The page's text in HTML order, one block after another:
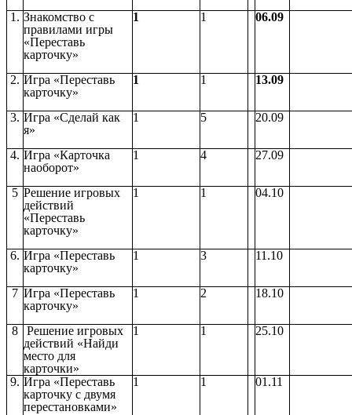
1. Знакомство с
правилами игры
«Переставь
карточку»
1 1 06.09
2. Игра «Переставь
карточку»
1 1 13.09
3. Игра «Сделай как
я»
1 5 20.09
4. Игра «Карточка
наоборот»
1 4 27.09
5 Решение игровых
действий
«Переставь
карточку»
1 1 04.10
6. Игра «Переставь
карточку»
1 3 11.10
7 Игра «Переставь
карточку»
1 2 18.10
8
Решение игровых
действий «Найди
место для
карточки»
1 1 25.10
9. Игра «Переставь
карточку с двумя
перестановками»
1 1 01.11